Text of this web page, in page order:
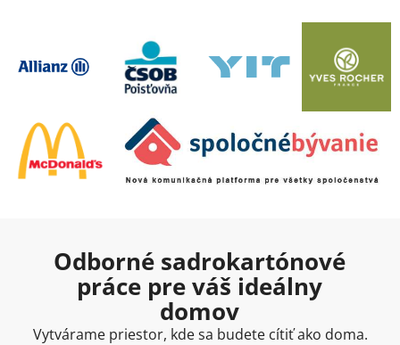
Odborné sadrokartónové
práce pre váš ideálny
domov
Vytvárame priestor, kde sa budete cítiť ako doma.